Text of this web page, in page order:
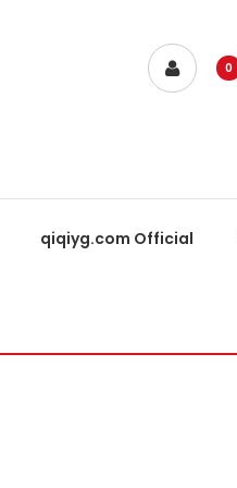
0
qiqiyg.com Official